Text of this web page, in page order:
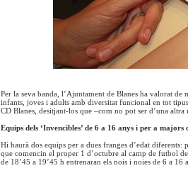
Per la seva banda, l’Ajuntament de Blanes ha valorat
infants, joves i adults amb diversitat funcional en tot
CD Blanes, desitjant-los que –com no pot ser d’una
Equips dels ‘Invencibles’ de 6 a 16 anys i per a majors
Hi haurà dos equips per a dues franges d’edat
que comencin el proper 1 d’octubre al camp de futbol
de 18’45 a 19’45 h entrenaran els nois i noies de 6 a 16